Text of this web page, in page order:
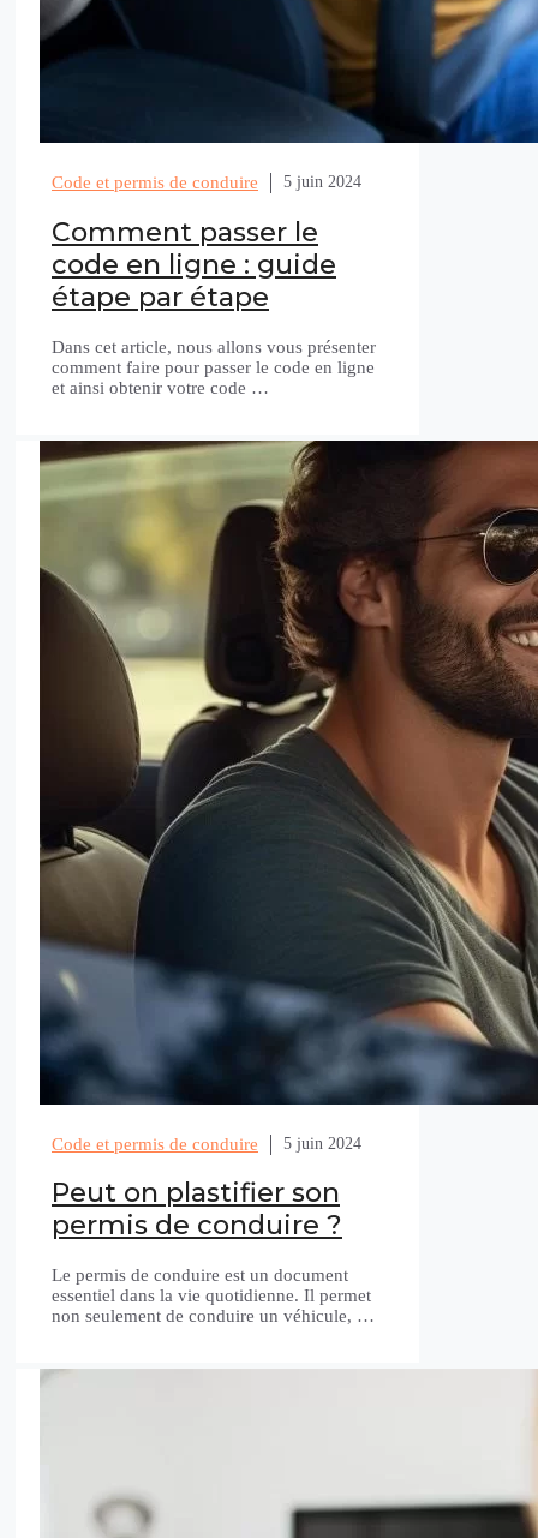
Code et permis de conduire 5 juin 2024
Comment passer le
code en ligne : guide
étape par étape
Dans cet article, nous allons vous présenter
comment faire pour passer le code en ligne
et ainsi obtenir votre code …
Code et permis de conduire 5 juin 2024
Peut on plastifier son
permis de conduire ?
Le permis de conduire est un document
essentiel dans la vie quotidienne. Il permet
non seulement de conduire un véhicule, …